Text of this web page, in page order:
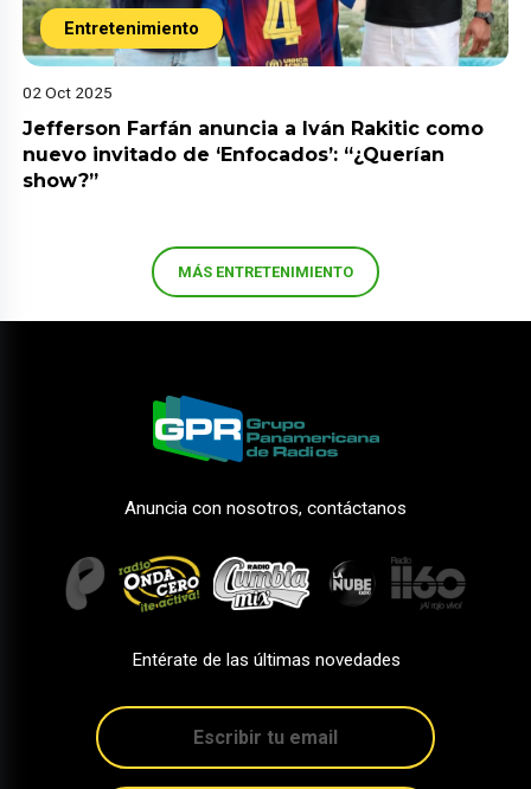
Entretenimiento
02 Oct 2025
Jefferson Farfán anuncia a Iván Rakitic como
nuevo invitado de ‘Enfocados’: “¿Querían
show?”
MÁS ENTRETENIMIENTO
Anuncia con nosotros, contáctanos
Entérate de las últimas novedades